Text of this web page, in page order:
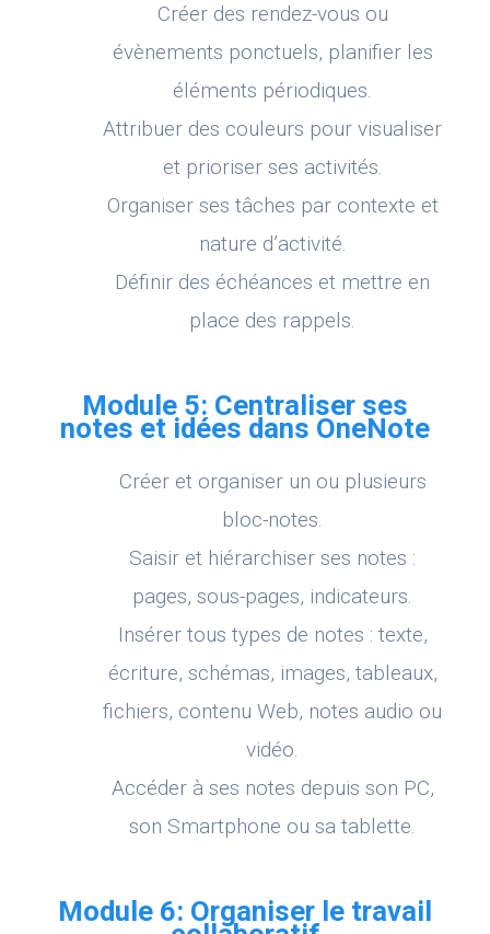
Créer des rendez-vous ou
évènements ponctuels, planifier les
éléments périodiques.
Attribuer des couleurs pour visualiser
et prioriser ses activités.
Organiser ses tâches par contexte et
nature d’activité.
Définir des échéances et mettre en
place des rappels.
Module 5: Centraliser ses
notes et idées dans OneNote
Créer et organiser un ou plusieurs
bloc-notes.
Saisir et hiérarchiser ses notes :
pages, sous-pages, indicateurs.
Insérer tous types de notes : texte,
écriture, schémas, images, tableaux,
fichiers, contenu Web, notes audio ou
vidéo.
Accéder à ses notes depuis son PC,
son Smartphone ou sa tablette.
Module 6: Organiser le travail